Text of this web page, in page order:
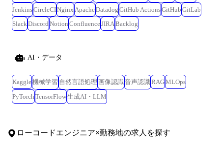
JenkinsCircleCINginx ApacheDatadog GitHub ActionsGitHub GitLab
SlackDiscord Notion ConfluenceJIRABacklog
AI・データ
Kaggle機械学習 自然言語処理 画像認識音声認識RAGMLOps
PyTorch TensorFlow生成AI・LLM
ローコードエンジニア×勤務地の求人を探す